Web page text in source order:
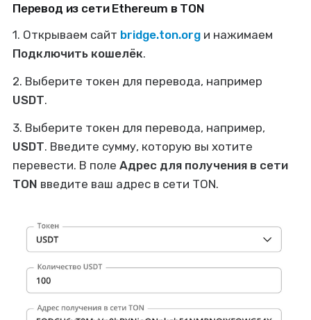
Перевод из сети Ethereum в TON
1. Открываем сайт bridge.ton.orgи нажимаем
Подключить кошелёк.
2. Выберите токен для перевода, например
USDT.
3. Выберите токен для перевода, например,
USDT. Введите сумму, которую вы хотите
перевести. В поле Адрес для получения в сети
TON введите ваш адрес в сети TON.